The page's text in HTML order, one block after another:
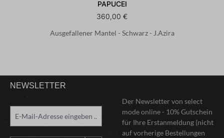
PAPUCEI
360,00 €
Ausgefallener Mantel - Schwarz - J.Azira
NEWSLETTER
Der Newsletter von select
mode online - 10% Gutschein
für Ihre Erstanmeldung (nicht
auf vorherige Bestellungen